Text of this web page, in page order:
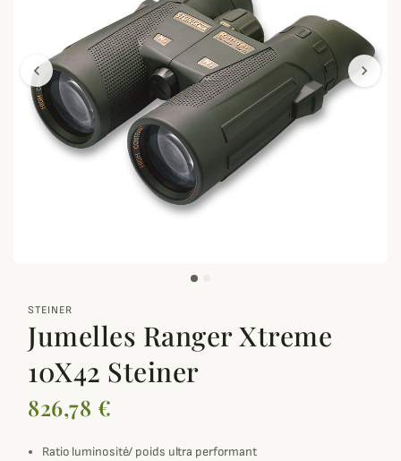
chevron_left
zoom_out_map
chevron_right
STEINER
Jumelles Ranger Xtreme
10X42 Steiner
826,78 €
Ratio luminosité/ poids ultra performant